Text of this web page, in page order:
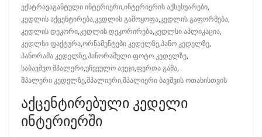
ექსტრავაგანტული ინტერიერი,ინტერიერის აქსესუარები,
კედლის აქცენტირება,კედლის გამოყოფა,კედლის გაფორმება,
კედლის დეკორი,კედლის დეკორირება,კედლსი აპლიკაცია,
კედლსი ფაქტურა,ორნამენტები კედელზე,პანო კედელზე,
პანორამა კედელზე,პანორამული ფოტო კედელზე,
საბავშვო შპალერი,უჩვეულო ავეჯი,ფერთა გამა,
შპალერი კედელზე,შპალიერი,შპალიერი ბავშვის ოთახისთვის
აქცენტირებული კედელი
ინტერიერში